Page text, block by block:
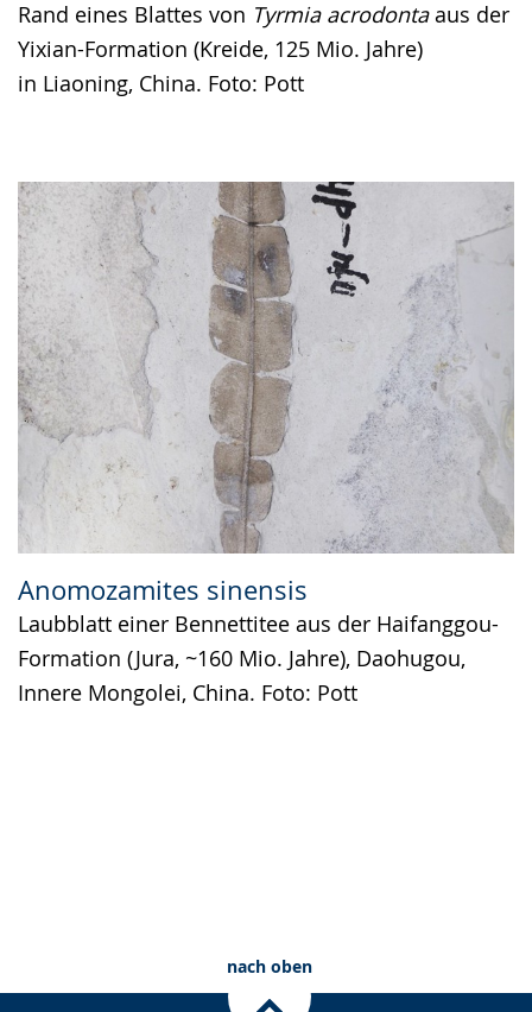
Rand eines Blattes von Tyrmia acrodontaaus der
Yixian-Formation (Kreide, 125 Mio. Jahre)
in Liaoning, China. Foto: Pott
Anomozamites sinensis
Laubblatt einer Bennettitee aus der Haifanggou-
Formation (Jura, ~160 Mio. Jahre), Daohugou,
Innere Mongolei, China. Foto: Pott
nach oben